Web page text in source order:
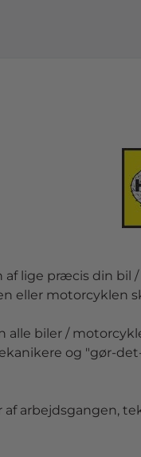
af lige præcis din bil
eller motorcyklen
alle biler / motorcykl
ere og "gør-
af arbejdsgangen,